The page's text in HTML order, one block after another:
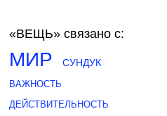
«ВЕЩЬ» связано с:
МИР СУНДУК
ВАЖНОСТЬ
ДЕЙСТВИТЕЛЬНОСТЬ